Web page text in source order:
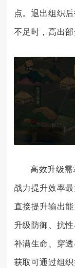
点。退出组织
不足时，高出部
高效升级需
战力提升效率
直接提升输出
升级防御、抗
补满生命、穿
获取可通过组